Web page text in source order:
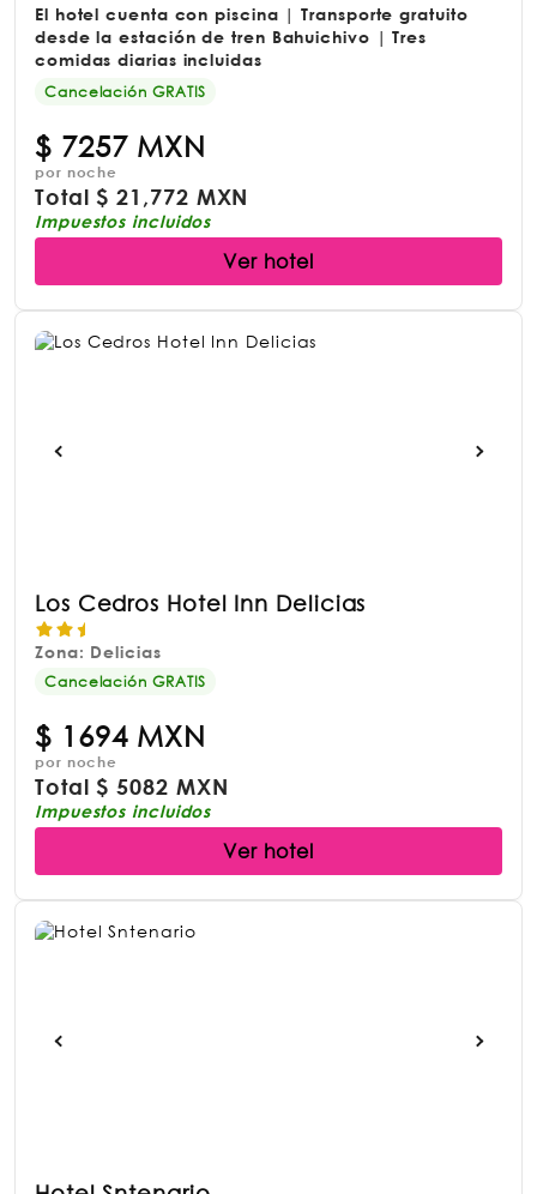
El hotel cuenta con piscina | Transporte gratuito
desde la estación de tren Bahuichivo | Tres
comidas diarias incluidas
Cancelación GRATIS
$ 7257 MXN
por noche
Total$21,772 MXN
Impuestos incluidos
Ver hotel
Los Cedros Hotel Inn Delicias
Zona: Delicias
Cancelación GRATIS
$ 1694 MXN
por noche
Total$5082 MXN
Impuestos incluidos
Ver hotel